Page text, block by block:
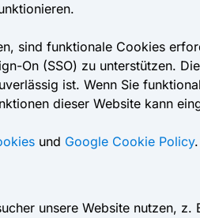
sind funktionale Cookies
On (SSO) zu unterstützen.
ist. Wenn Sie
dieser Website kann
und Google Cookie Policy.
unsere Website nutzen,